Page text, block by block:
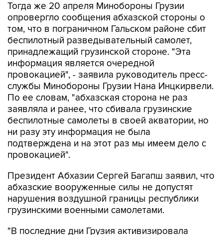
Тогда же 20 апреля Минобороны Грузии
опровергло сообщения абхазской стороны о
том, что в пограничном Гальском районе сбит
беспилотный разведывательный самолет,
принадлежащий грузинской стороне. "Эта
информация является очередной
провокацией", - заявила руководитель пресс-
службы Минобороны Грузии Нана Инцкирвели.
По ее словам, "абхазская сторона не раз
заявляла и ранее, что сбивала грузинские
беспилотные самолеты в своей акватории, но
ни разу эту информация не была
подтверждена и на этот раз мы имеем дело с
провокацией".
Президент Абхазии Сергей Багапш заявил, что
абхазские вооруженные силы не допустят
нарушения воздушной границы республики
грузинскими военными самолетами.
"В последние дни Грузия активизировала